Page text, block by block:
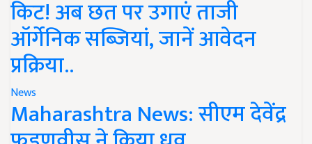
किट! अब छत पर उगाएं ताजी
ऑर्गेनिक सब्जियां, जानें आवेदन
प्रक्रिया..
News
Maharashtra News: सीएम देवेंद्र